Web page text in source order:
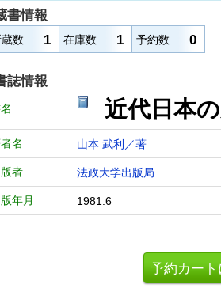
書情報
数 1 在庫数 1 予約数 0
誌情報
近代日
名 山本 武利／著
者 法政大学出版局
年月 1981.6